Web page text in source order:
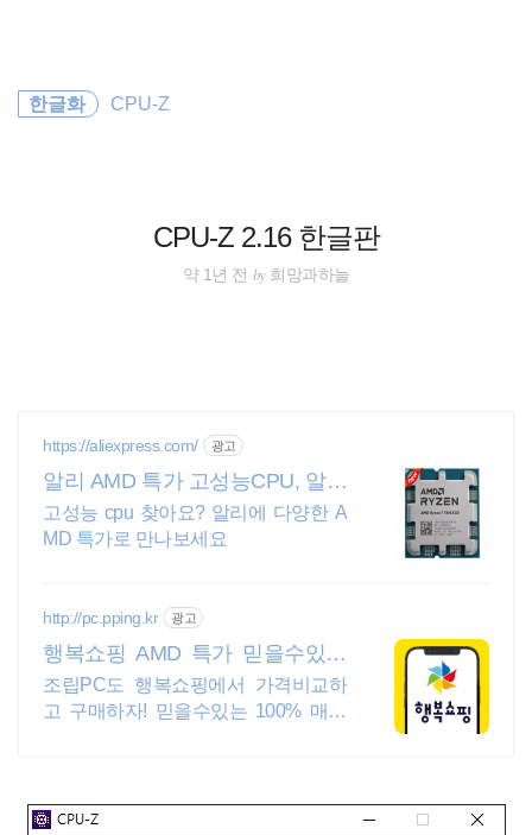
로
CPU-Z 2.16 한글판
한글화 CPU-Z
약 1년 전 by희망과하늘
https://aliexpress.com/ 광고
알리 AMD 특가 고성능CPU, 알리
에서 쇼핑
고성능 cpu 찾아요? 알리에 다양한 A
MD 특가로 만나보세요
http://pc.pping.kr 광고
행복쇼핑 AMD 특가 믿을수있는
100% 매매보호
조립PC도 행복쇼핑에서 가격비교하
고 구매하자! 믿을수있는 100% 매매